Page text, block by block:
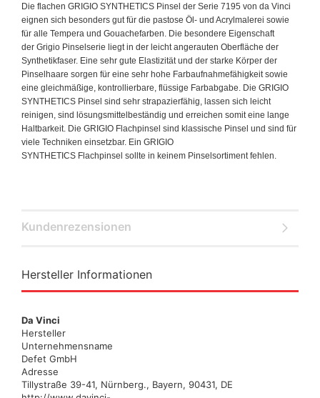
Die flachen GRIGIO SYNTHETICS Pinsel der Serie 7195 von da Vinci
eignen sich besonders gut für die pastose Öl- und Acrylmalerei sowie
für alle Tempera und Gouachefarben. Die besondere Eigenschaft
der Grigio Pinselserie liegt in der leicht angerauten Oberfläche der
Synthetikfaser. Eine sehr gute Elastizität und der starke Körper der
Pinselhaare sorgen für eine sehr hohe Farbaufnahmefähigkeit sowie
eine gleichmäßige, kontrollierbare, flüssige Farbabgabe. Die GRIGIO
SYNTHETICS Pinsel sind sehr strapazierfähig, lassen sich leicht
reinigen, sind lösungsmittelbeständig und erreichen somit eine lange
Haltbarkeit. Die GRIGIO Flachpinsel sind klassische Pinsel und sind für
viele Techniken einsetzbar. Ein GRIGIO
SYNTHETICS Flachpinsel sollte in keinem Pinselsortiment fehlen.
Kundenrezensionen
Hersteller Informationen
Da Vinci
Hersteller
Unternehmensname
Defet GmbH
Adresse
Tillystraße 39-41, Nürnberg., Bayern, 90431, DE